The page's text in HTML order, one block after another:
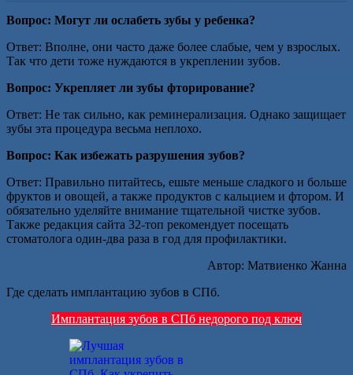
Вопрос: Могут ли ослабеть зубы у ребенка?
Ответ: Вполне, они часто даже более слабые, чем у взрослых.
Так что дети тоже нуждаются в укреплении зубов.
Вопрос: Укрепляет ли зубы фторирование?
Ответ: Не так сильно, как реминерализация. Однако защищает
зубы эта процедура весьма неплохо.
Вопрос: Как избежать разрушения зубов?
Ответ: Правильно питайтесь, ешьте меньше сладкого и больше
фруктов и овощей, а также продуктов с кальцием и фтором. И
обязательно уделяйте внимание тщательной чистке зубов.
Также редакция сайта 32-топ рекомендует посещать
стоматолога один-два раза в год для профилактики.
Автор: Матвиенко Жанна
Где сделать имплантацию зубов в СПб.
Имплантация зубов в СПб недорого под ключ